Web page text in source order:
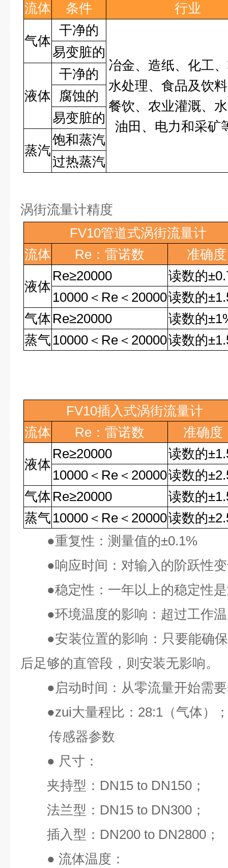
流体
条件 行业
气体
干净的
冶金、造纸、化工
水处理、食品及饮
餐饮、农业灌溉、
油田、电力和采矿
易变脏的
液体
干净的
腐蚀的
易变脏的
蒸汽
饱和蒸汽
过热蒸汽
涡街流量计精度
FV10管道式涡街流量计
流体
Re ：雷诺数 准确度
液体
Re≥20000 读数的
10000 ＜ Re ＜ 20000读数的
气体 Re≥20000 读数的
蒸气 10000 ＜ Re ＜ 20000读数的
FV10插入式涡街流量计
流体
Re ：雷诺数 准确度
液体
Re≥20000 读数的
10000 ＜ Re ＜ 20000读数的
气体 Re≥20000 读数的
蒸气 10000 ＜ Re ＜ 20000读数的
●重复性：测量值的±0.1%
●响应时间：对输入的阶跃性
●稳定性：一年以上的稳定性
●环境温度的影响：超过工作
●安装位置的影响：只要能确
后足够的直管段，则安装无影响。
●启动时间：从零流量开始需要
●zui大量程比： 28:1 （气体）
传感器参数
● 尺寸：
夹持型： DN15 to DN150 ；
法兰型： DN15 to DN300 ；
插入型： DN200 to DN2800 ；
● 流体温度：